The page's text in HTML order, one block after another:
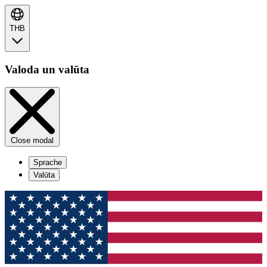
THB
Valoda un valūta
Close modal
Sprache
Valūta